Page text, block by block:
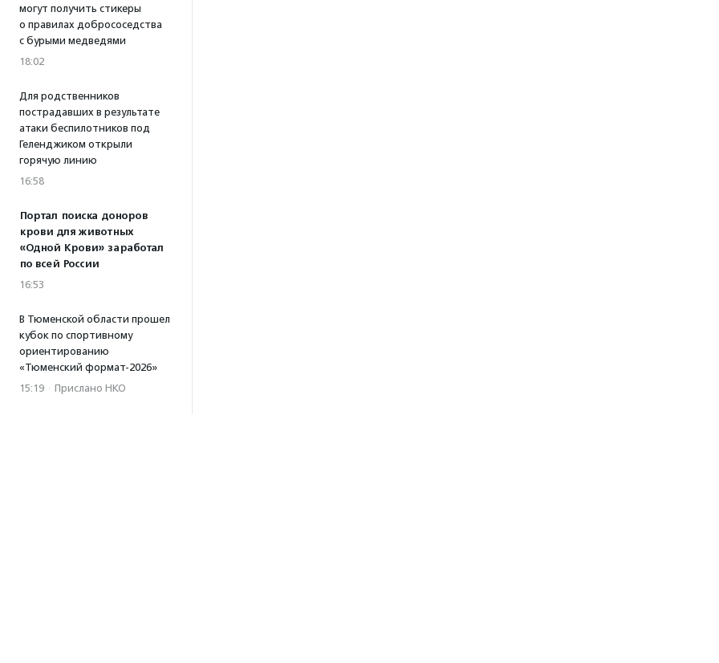
могут получить стикеры
о правилах добрососедства
с бурыми медведями
18:02
Для родственников
пострадавших в результате
атаки беспилотников под
Геленджиком открыли
горячую линию
16:58
Портал поиска доноров
крови для животных
«Одной Крови» заработал
по всей России
16:53
В Тюменской области прошел
кубок по спортивному
ориентированию
«Тюменский формат-2026»
15:19 · Прислано НКО